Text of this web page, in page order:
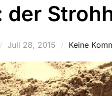
der
Veröffentlicht
Juli 28, 2015 Keine